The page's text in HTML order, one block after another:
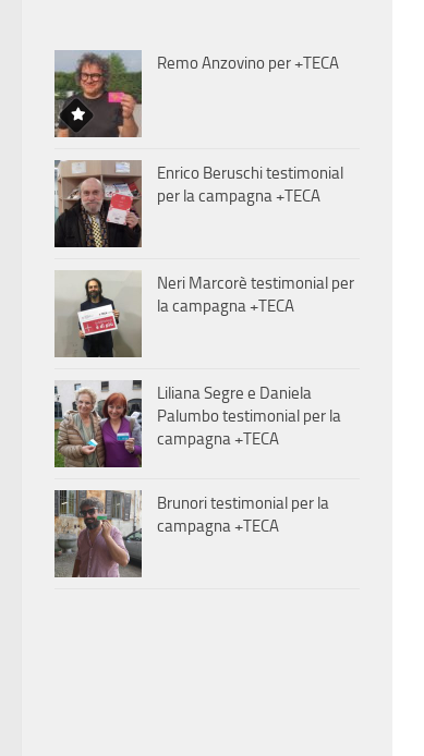
Remo Anzovino per +TECA
Enrico Beruschi testimonial
per la campagna +TECA
Neri Marcorè testimonial per
la campagna +TECA
Liliana Segre e Daniela
Palumbo testimonial per la
campagna +TECA
Brunori testimonial per la
campagna +TECA